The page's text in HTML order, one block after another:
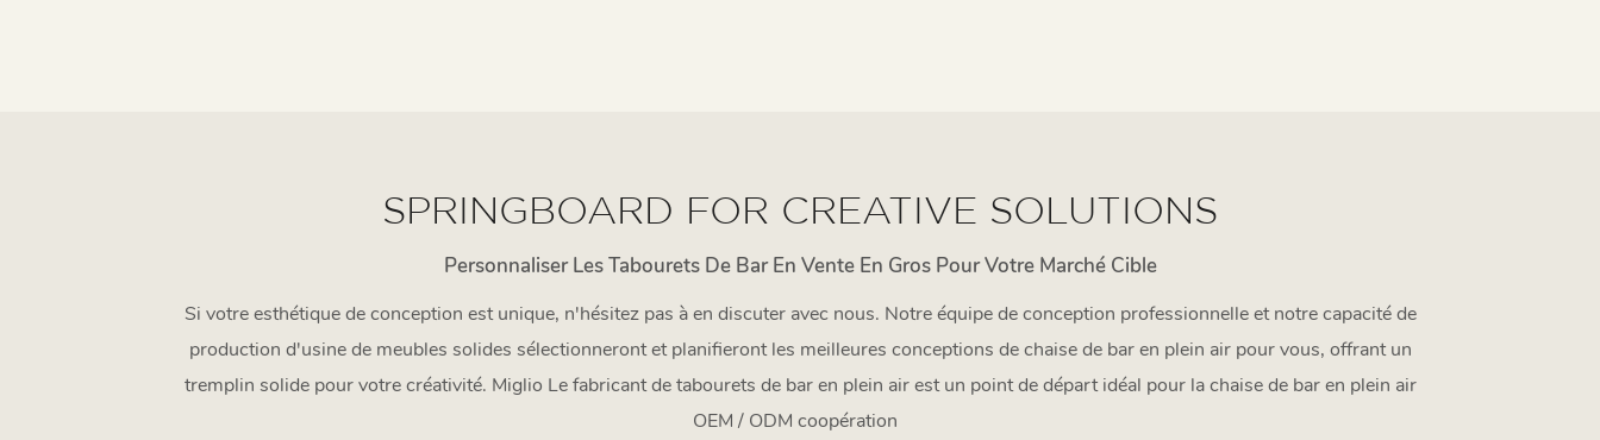
SPRINGBOARD FOR CREATIVE SOLUTIONS
Personnaliser Les Tabourets De Bar En Vente En Gros Pour Votre Marché Cible
Si votre esthétique de conception est unique, n'hésitez pas à en discuter avec nous. Notre équipe de conception professionnelle et notre capacité de
production d'usine de meubles solides sélectionneront et planifieront les meilleures conceptions de chaise de bar en plein air pour vous, offrant un
tremplin solide pour votre créativité. Miglio Le fabricant de tabourets de bar en plein air est un point de départ idéal pour la chaise de bar en plein air
OEM / ODM coopération